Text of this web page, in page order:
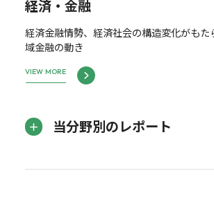
経済・金融
経済金融情勢、経済社会の構造変化がもた
域金融の動き
VIEW MORE
当分野別のレポート